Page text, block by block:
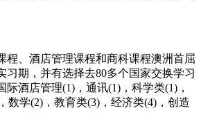
程、酒店管理课程和商科课程澳洲首屈
习期，并有选择去80多个国家交换学习
酒店管理(1)，通讯(1)，科学类(1)，
数学(2)，教育类(3)，经济类(4)，创造